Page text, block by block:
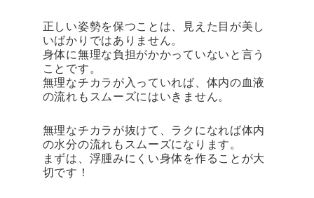
正しい姿勢を保つことは、見えた目が美し
いばかりではありません。
身体に無理な負担がかかっていないと言う
ことです。
無理なチカラが入っていれば、体内の血液
の流れもスムーズにはいきません。
無理なチカラが抜けて、ラクになれば体内
の水分の流れもスムーズになります。
まずは、浮腫みにくい身体を作ることが大
切です！